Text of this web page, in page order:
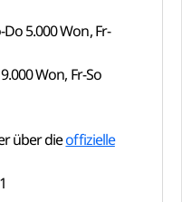
5.000 Won, Fr-
Won, Fr-So
über dieoffizielle